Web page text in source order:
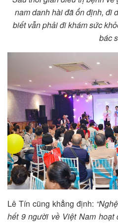
nam danh hài đã ổn định, đi
biết vẫn phải đi khám sức
bác
Lê Tín cũng khẳng định:
hết 9 người về Việt Nam hoạt